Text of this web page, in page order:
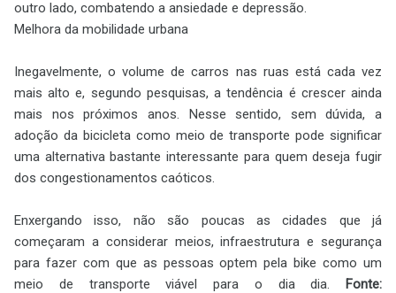
outro lado, combatendo a ansiedade e depressão.
Melhora da mobilidade urbana
Inegavelmente, o volume de carros nas ruas está cada vez
mais alto e, segundo pesquisas, a tendência é crescer ainda
mais nos próximos anos. Nesse sentido, sem dúvida, a
adoção da bicicleta como meio de transporte pode significar
uma alternativa bastante interessante para quem deseja fugir
dos congestionamentos caóticos.
Enxergando isso, não são poucas as cidades que já
começaram a considerar meios, infraestrutura e segurança
para fazer com que as pessoas optem pela bike como um
meio de transporte viável para o dia dia. Fonte: